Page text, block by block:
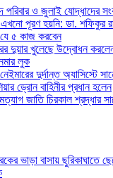
পরিবার ও জুলাই যোদ্ধাদের
এখনো পূরণ হয়নি: ডা. শফিকুর
৫ কাজ করবেন
দুয়ার খুলেছে উদ্বোধন করলেন
লুক
দুর্দান্ত অ্যাসিস্টে
ড্রোন বাহিনীর প্রধান হলেন
জাতি চিরকাল শ্রদ্ধার